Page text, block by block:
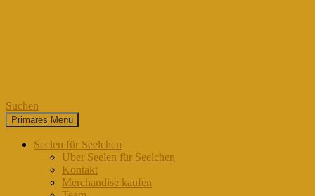
Seelen für Seelchen
Suchen
Primäres Menü
Seelen für Seelchen
Über Seelen für Seelchen
Kontakt
Merchandise kaufen